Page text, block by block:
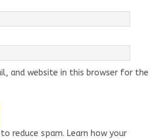
and website in this browser for the
reduce spam. Learn how your